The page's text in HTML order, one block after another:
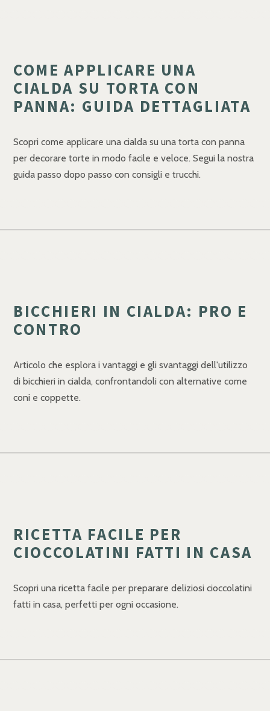
COME APPLICARE UNA
CIALDA SU TORTA CON
PANNA: GUIDA DETTAGLIATA
Scopri come applicare una cialda su una torta con panna
per decorare torte in modo facile e veloce. Segui la nostra
guida passo dopo passo con consigli e trucchi.
BICCHIERI IN CIALDA: PRO E
CONTRO
Articolo che esplora i vantaggi e gli svantaggi dell'utilizzo
di bicchieri in cialda, confrontandoli con alternative come
coni e coppette.
RICETTA FACILE PER
CIOCCOLATINI FATTI IN CASA
Scopri una ricetta facile per preparare deliziosi cioccolatini
fatti in casa, perfetti per ogni occasione.